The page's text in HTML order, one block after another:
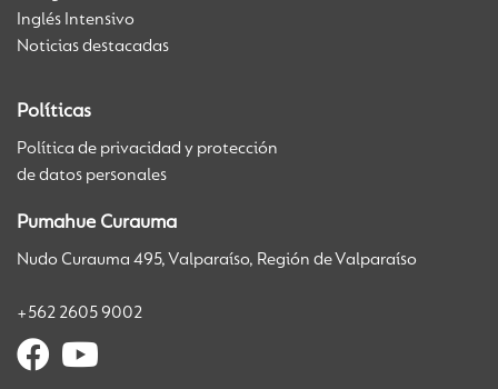
Inglés Intensivo
Noticias destacadas
Políticas
Política de privacidad y protección
de datos personales
Pumahue Curauma
Nudo Curauma 495, Valparaíso, Región de Valparaíso
+562 2605 9002